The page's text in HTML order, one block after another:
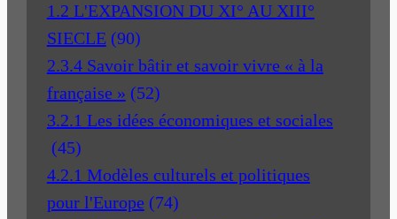
1.2 L'EXPANSION DU XI° AU XIII°
SIECLE (90)
2.3.4 Savoir bâtir et savoir vivre « à la
française » (52)
3.2.1 Les idées économiques et sociales
(45)
4.2.1 Modèles culturels et politiques
pour l'Europe (74)